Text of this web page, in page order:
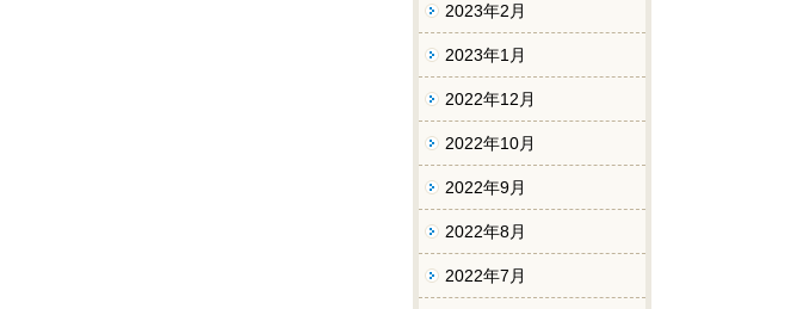
2023年2月
2023年1月
2022年12月
2022年10月
2022年9月
2022年8月
2022年7月